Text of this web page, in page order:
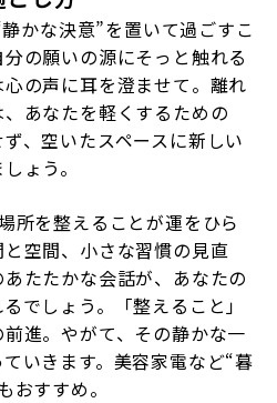
かな決意”を置いて過ごすこ
の願いの源にそっと触れる
の声に耳を澄ませて。離れ
あなたを軽くするための
、空いたスペースに新しい
ょう。
所を整えることが運をひら
空間、小さな習慣の見直
たたかな会話が、あなたの
でしょう。「整えること」
進。やがて、その静かな一
いきます。美容家電など“暮
おすすめ。